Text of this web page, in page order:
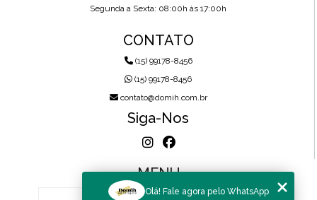
Segunda a Sexta: 08:00h às 17:00h
CONTATO
(15) 99178-8456
(15) 99178-8456
contato@domih.com.br
Siga-Nos
MENU
HOME
Olá! Fale agora pelo WhatsApp